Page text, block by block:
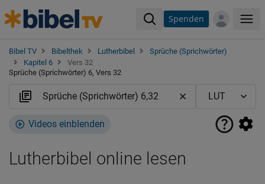
Spenden
Bibel TV Bibelthek Lutherbibel
Sprüche (Sprichwörter)
Kapitel 6
Vers 32
Sprüche (Sprichwörter) 6, Vers 32
Videos einblenden
Lutherbibel online lesen